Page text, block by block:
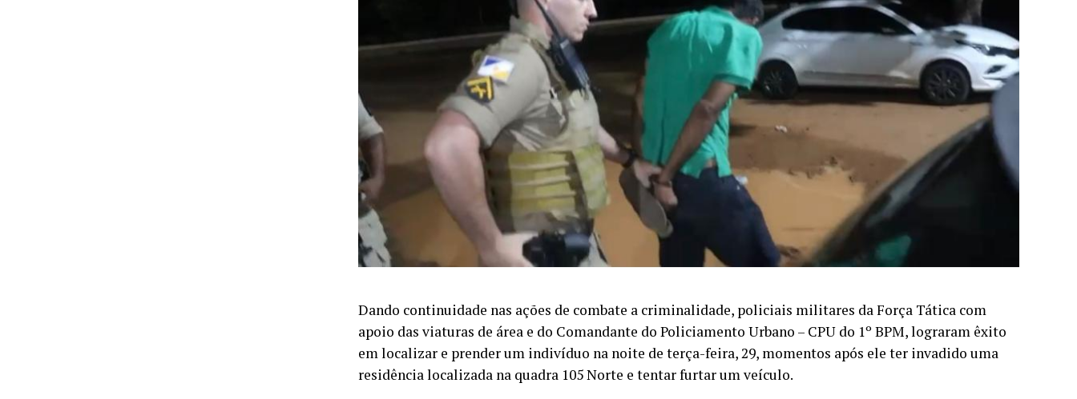
Dando continuidade nas ações de combate a criminalidade, policiais militares da Força Tática com
apoio das viaturas de área e do Comandante do Policiamento Urbano – CPU do 1º BPM, lograram êxito
em localizar e prender um indivíduo na noite de terça-feira, 29, momentos após ele ter invadido uma
residência localizada na quadra 105 Norte e tentar furtar um veículo.